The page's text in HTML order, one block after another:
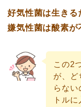
好気性菌は生きる
嫌気性菌は酸素が
この2
が、ど
らない
トル